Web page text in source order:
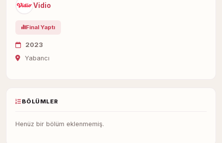
Vidio
Final Yaptı
2023
Yabancı
BÖLÜMLER
Henüz bir bölüm eklenmemiş.